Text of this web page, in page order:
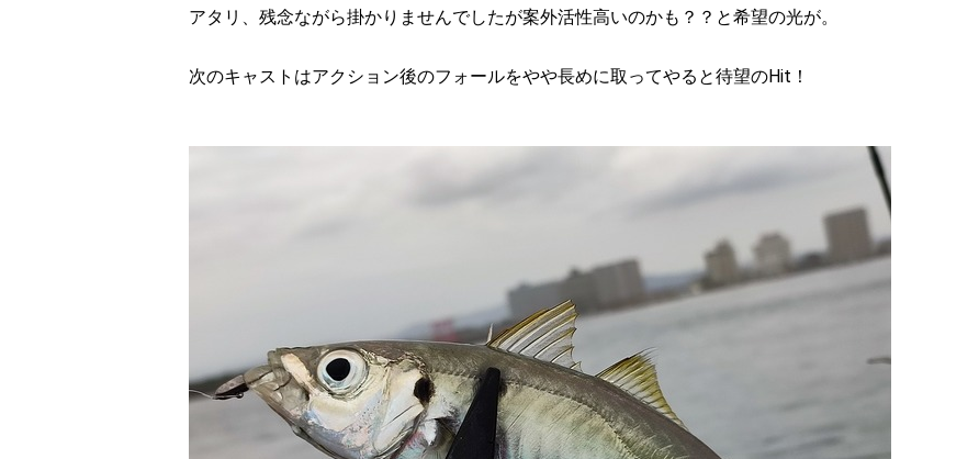
アタリ、残念ながら掛かりませんでしたが案外活性高いのかも？？と希望の光が。
次のキャストはアクション後のフォールをやや長めに取ってやると待望のHit！